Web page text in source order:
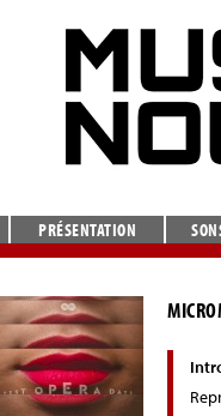
PRÉSENTATION